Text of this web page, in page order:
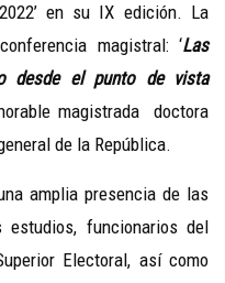
en su IX edición. La
magistral: ‘Las
desde el punto de vista
magistrada doctora
de la República.
amplia presencia de las
funcionarios del
Electoral, así como